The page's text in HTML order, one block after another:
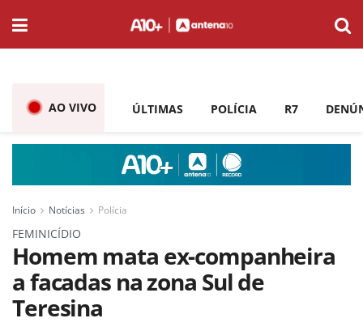
AO VIVO ÚLTIMAS POLÍCIA R7
Início Notícias Polícia
FEMINICÍDIO
Homem mata ex-companheira
a facadas na zona Sul de
Teresina